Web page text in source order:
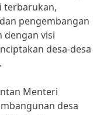
terbarukan,
pengembangan
dengan visi
desa-desa
Menteri
desa